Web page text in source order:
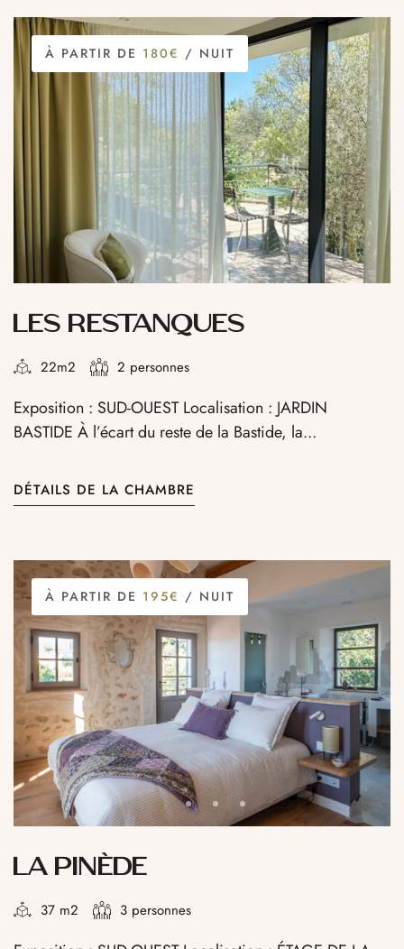
À PARTIR DE 180€ / NUIT
LES RESTANQUES
22m2 2 personnes
Exposition : SUD-OUEST Localisation : JARDIN
BASTIDE À l’écart du reste de la Bastide, la...
DÉTAILS DE LA CHAMBRE
À PARTIR DE 195€ / NUIT
LA PINÈDE
37 m2 3 personnes